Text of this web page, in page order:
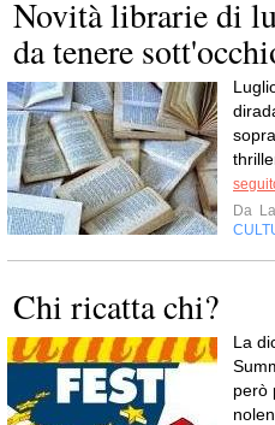
Novità librarie di
da tenere
Da
Chi ricatta chi?
La
però